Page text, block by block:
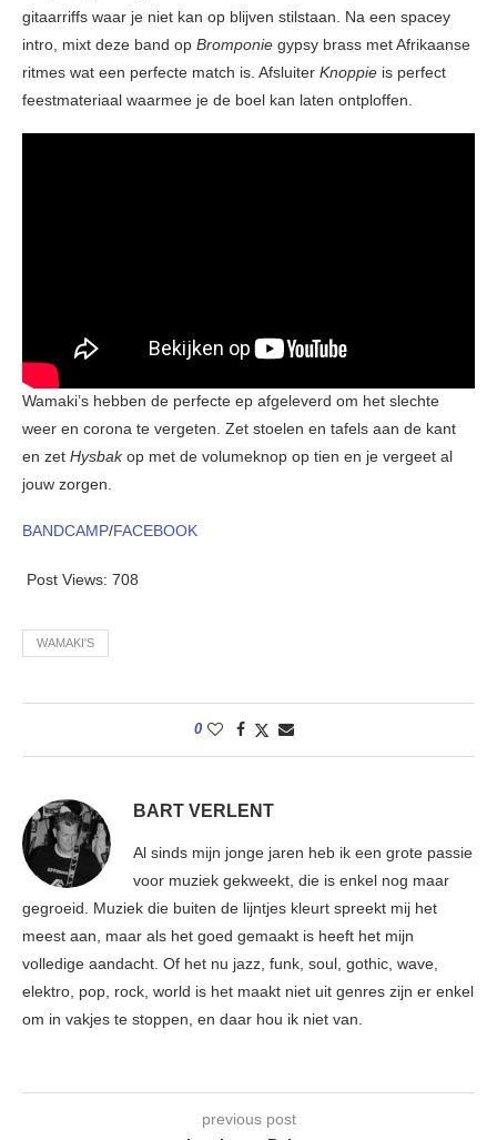
gitaarriffs waar je niet kan op blijven stilstaan. Na een spacey
intro, mixt deze band op Bromponie gypsy brass met Afrikaanse
ritmes wat een perfecte match is. Afsluiter Knoppie is perfect
feestmateriaal waarmee je de boel kan laten ontploffen.
Wamaki’s hebben de perfecte ep afgeleverd om het slechte
weer en corona te vergeten. Zet stoelen en tafels aan de kant
en zet Hysbakop met de volumeknop op tien en je vergeet al
jouw zorgen.
BANDCAMP/FACEBOOK
Post Views: 708
WAMAKI'S
0
BART VERLENT
Al sinds mijn jonge jaren heb ik een grote passie
voor muziek gekweekt, die is enkel nog maar
gegroeid. Muziek die buiten de lijntjes kleurt spreekt mij het
meest aan, maar als het goed gemaakt is heeft het mijn
volledige aandacht. Of het nu jazz, funk, soul, gothic, wave,
elektro, pop, rock, world is het maakt niet uit genres zijn er enkel
om in vakjes te stoppen, en daar hou ik niet van.
previous post